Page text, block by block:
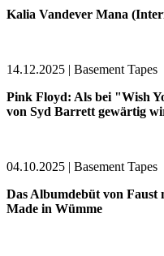
Kalia Vandever Mana
14.12.2025 | Basement Tapes
Pink Floyd: Als bei "Wish
von Syd Barrett gewärtig
04.10.2025 | Basement Tapes
Das Albumdebüt von
Made in Wümme